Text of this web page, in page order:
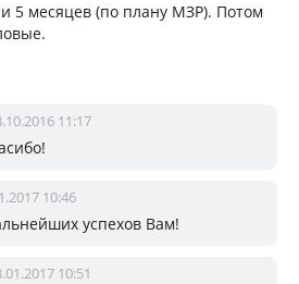
5 месяцев (по плану МЗР). Потом
11:17
10:46
успехов Вам!
10:51